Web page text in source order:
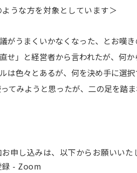
な方を対象としています＞
がうまくいかなくなった、とお嘆
せ」と経営者から言われたが、何
は色々とあるが、何を決め手に選
てみようと思ったが、二の足を踏
込みは、以下からお願いいたし
- Zoom